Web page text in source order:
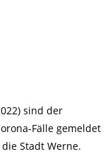
sind der
Fälle gemeldet
Stadt Werne.